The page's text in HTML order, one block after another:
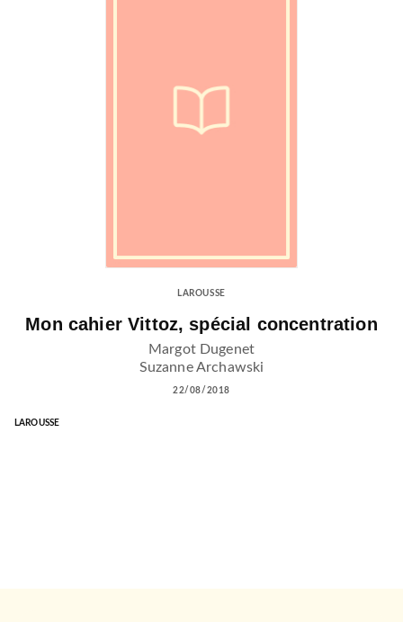
LAROUSSE
Mon cahier Vittoz, spécial concentration
Margot Dugenet
Suzanne Archawski
22/08/2018
LAROUSSE